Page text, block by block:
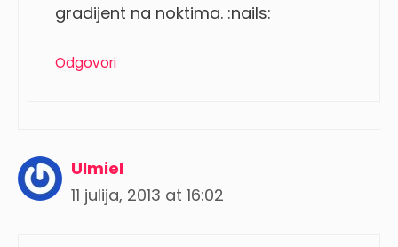
gradijent na noktima. :nails:
Odgovori
Ulmiel
11 julija, 2013 at 16:02